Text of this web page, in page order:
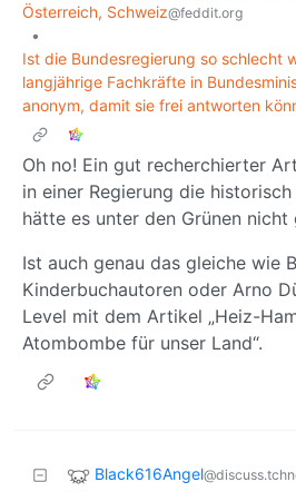
Österreich, Schweiz@feddit.org
•
Ist die Bundesregierung so schlecht
langjährige Fachkräfte in
anonym, damit sie frei antworten
Oh no! Ein gut recherchierter
in einer Regierung die
hätte es unter den Grünen nicht
Ist auch genau das gleiche wie
Kinderbuchautoren oder Arno
Level mit dem Artikel „Heiz-
Atombombe für unser Land“.
Black616Angel